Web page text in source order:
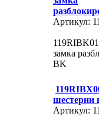
Артикул:
замка
BK
шестерни
Артикул: